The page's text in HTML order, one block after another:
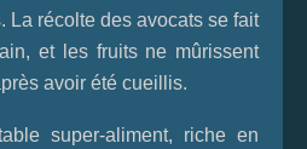
La récolte des avocats se fait
et les fruits ne mûrissent
avoir été cueillis.
super-aliment, riche en